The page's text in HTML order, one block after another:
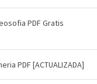
PDF Gratis
PDF [ACTUALIZADA]